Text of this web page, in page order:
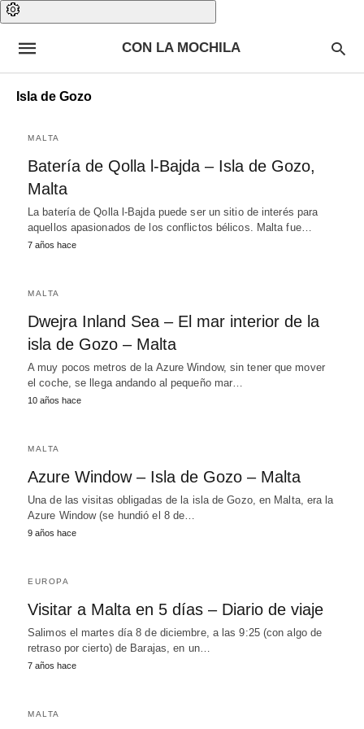
CON LA MOCHILA
Isla de Gozo
MALTA
Batería de Qolla l-Bajda – Isla de Gozo,
Malta
La batería de Qolla l-Bajda puede ser un sitio de interés para
aquellos apasionados de los conflictos bélicos. Malta fue…
7 años hace
MALTA
Dwejra Inland Sea – El mar interior de la
isla de Gozo – Malta
A muy pocos metros de la Azure Window, sin tener que mover
el coche, se llega andando al pequeño mar…
10 años hace
MALTA
Azure Window – Isla de Gozo – Malta
Una de las visitas obligadas de la isla de Gozo, en Malta, era la
Azure Window (se hundió el 8 de…
9 años hace
EUROPA
Visitar a Malta en 5 días – Diario de viaje
Salimos el martes día 8 de diciembre, a las 9:25 (con algo de
retraso por cierto) de Barajas, en un…
7 años hace
MALTA